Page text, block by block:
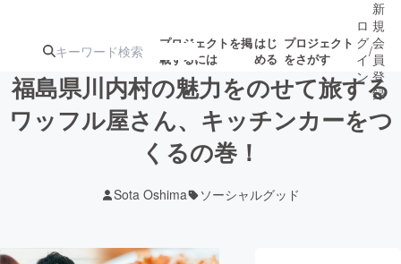
プロジェクトを掲
載するには
はじ
める
プロジェクト
をさがす
注目の新着プロ
ジェクト
募集終了が近いプ
ロ
グ
イ
ン
/
新
規
会
員
登
録
福島県川内村の魅力をのせて旅する
ワッフル屋さん、キッチンカーをつ
くるの巻！
Sota Oshima ソーシャルグッド